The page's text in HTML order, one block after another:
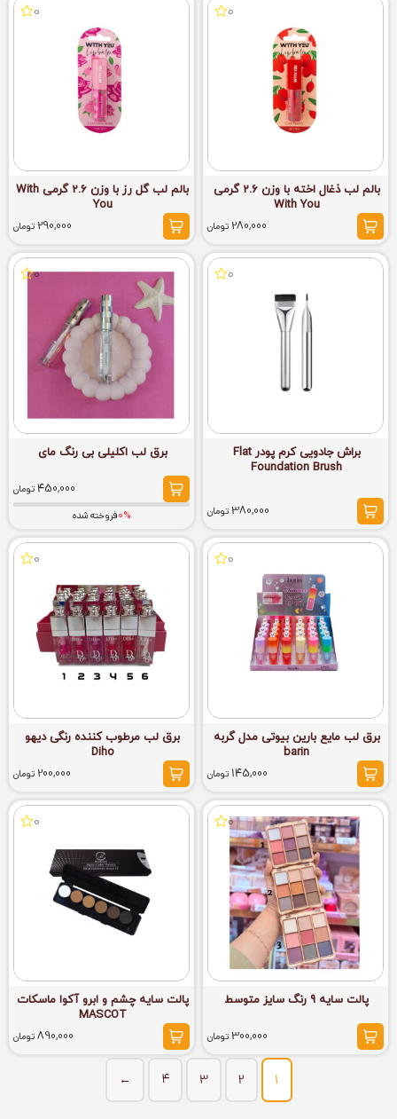
0
بالم لب ذغال اخته با وزن 2.6 گرمی
With You
280,000 تومان
0
بالم لب گل رز با وزن 2.6 گرمی With
You
290,000 تومان
0
براش جادویی کرم پودر Flat
Foundation Brush
380,000 تومان
0
برق لب اکلیلی بی رنگ مای
450,000تومان
0%فروخته شده
0
برق لب مایع بارین بیوتی مدل گربه
barin
145,000 تومان
0
برق لب مرطوب کننده رنگی دیهو
Diho
200,000 تومان
0
پالت سایه 9 رنگ سایز متوسط
300,000 تومان
0
پالت سایه چشم و ابرو آکوا ماسکات
MASCOT
890,000تومان
1
2
3
4
←